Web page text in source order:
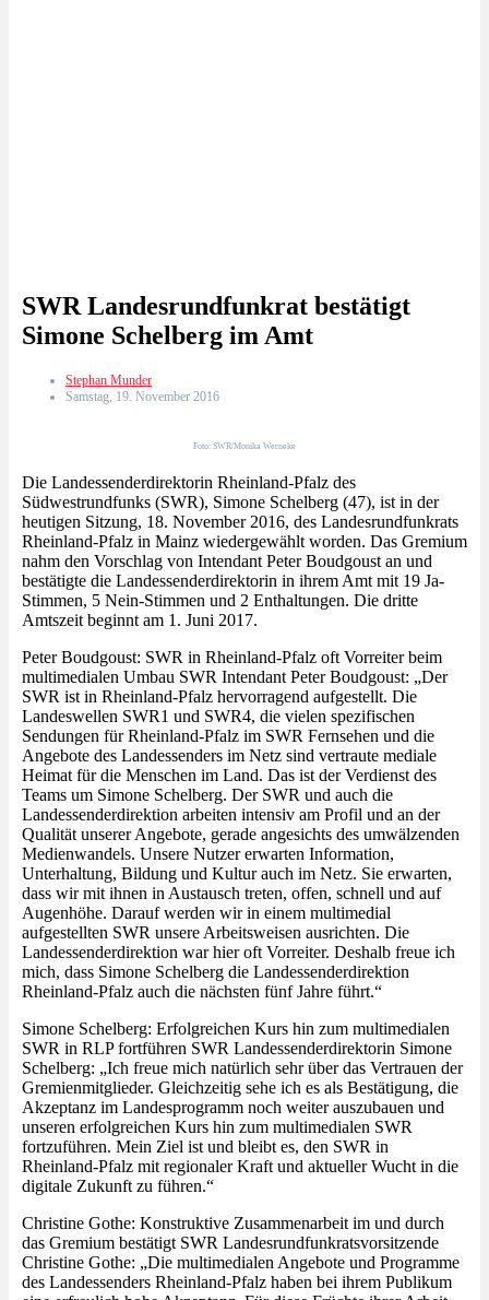
SWR Landesrundfunkrat bestätigt
Simone Schelberg im Amt
Stephan Munder
Samstag, 19. November 2016
Foto: SWR/Monika Werneke
Die Landessenderdirektorin Rheinland-Pfalz des
Südwestrundfunks (SWR), Simone Schelberg (47), ist in der
heutigen Sitzung, 18. November 2016, des Landesrundfunkrats
Rheinland-Pfalz in Mainz wiedergewählt worden. Das Gremium
nahm den Vorschlag von Intendant Peter Boudgoust an und
bestätigte die Landessenderdirektorin in ihrem Amt mit 19 Ja-
Stimmen, 5 Nein-Stimmen und 2 Enthaltungen. Die dritte
Amtszeit beginnt am 1. Juni 2017.
Peter Boudgoust: SWR in Rheinland-Pfalz oft Vorreiter beim
multimedialen Umbau SWR Intendant Peter Boudgoust: „Der
SWR ist in Rheinland-Pfalz hervorragend aufgestellt. Die
Landeswellen SWR1 und SWR4, die vielen spezifischen
Sendungen für Rheinland-Pfalz im SWR Fernsehen und die
Angebote des Landessenders im Netz sind vertraute mediale
Heimat für die Menschen im Land. Das ist der Verdienst des
Teams um Simone Schelberg. Der SWR und auch die
Landessenderdirektion arbeiten intensiv am Profil und an der
Qualität unserer Angebote, gerade angesichts des umwälzenden
Medienwandels. Unsere Nutzer erwarten Information,
Unterhaltung, Bildung und Kultur auch im Netz. Sie erwarten,
dass wir mit ihnen in Austausch treten, offen, schnell und auf
Augenhöhe. Darauf werden wir in einem multimedial
aufgestellten SWR unsere Arbeitsweisen ausrichten. Die
Landessenderdirektion war hier oft Vorreiter. Deshalb freue ich
mich, dass Simone Schelberg die Landessenderdirektion
Rheinland-Pfalz auch die nächsten fünf Jahre führt.“
Simone Schelberg: Erfolgreichen Kurs hin zum multimedialen
SWR in RLP fortführen SWR Landessenderdirektorin Simone
Schelberg: „Ich freue mich natürlich sehr über das Vertrauen der
Gremienmitglieder. Gleichzeitig sehe ich es als Bestätigung, die
Akzeptanz im Landesprogramm noch weiter auszubauen und
unseren erfolgreichen Kurs hin zum multimedialen SWR
fortzuführen. Mein Ziel ist und bleibt es, den SWR in
Rheinland-Pfalz mit regionaler Kraft und aktueller Wucht in die
digitale Zukunft zu führen.“
Christine Gothe: Konstruktive Zusammenarbeit im und durch
das Gremium bestätigt SWR Landesrundfunkratsvorsitzende
Christine Gothe: „Die multimedialen Angebote und Programme
des Landessenders Rheinland-Pfalz haben bei ihrem Publikum